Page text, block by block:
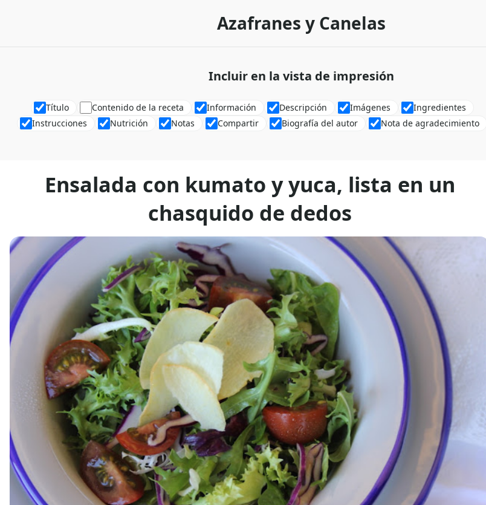
Azafranes y Canelas
Incluir en la vista de impresión
Título Contenido de la receta Información Descripción Imágenes
Ingredientes
Instrucciones
Nutrición Notas Compartir Biografía del autor Nota de agradecimiento
Ensalada con kumato y yuca, lista en un
chasquido de dedos